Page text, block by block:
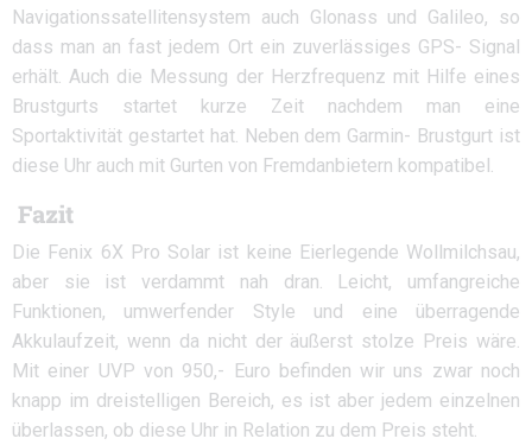
Navigationssatellitensystem auch Glonass und Galileo, so
dass man an fast jedem Ort ein zuverlässiges GPS- Signal
erhält. Auch die Messung der Herzfrequenz mit Hilfe eines
Brustgurts startet kurze Zeit nachdem man eine
Sportaktivität gestartet hat. Neben dem Garmin- Brustgurt ist
diese Uhr auch mit Gurten von Fremdanbietern kompatibel.
Fazit
Die Fenix 6X Pro Solar ist keine Eierlegende Wollmilchsau,
aber sie ist verdammt nah dran. Leicht, umfangreiche
Funktionen, umwerfender Style und eine überragende
Akkulaufzeit, wenn da nicht der äußerst stolze Preis wäre.
Mit einer UVP von 950,- Euro befinden wir uns zwar noch
knapp im dreistelligen Bereich, es ist aber jedem einzelnen
überlassen, ob diese Uhr in Relation zu dem Preis steht.